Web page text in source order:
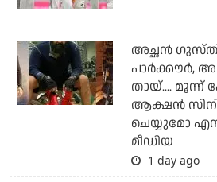
അച്ഛന്‍
പാര്‍ക്കൗര്‍,
തായ്.... മൂന്ന്
ആക്ഷന്‍
ചെയ്യുമോ
മീഡിയ
1 day ago